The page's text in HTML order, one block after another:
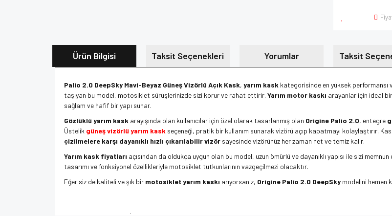
Ürün Bilgisi Taksit Seçenekleri Yorumlar Taksit
Palio 2.0 DeepSky Mavi-Beyaz Güneş Vizörlü Açık Kask, yarım kask kategorisinde en yüksek performansı
taşıyan bu model, motosiklet sürüşlerinizde sizi korur ve rahat ettirir. Yarım motor kaskı arayanlar için ideal
sağlam ve hafif bir yapı sunar.
Gözlüklü yarım kask arayışında olan kullanıcılar için özel olarak tasarlanmış olan Origine Palio 2.0, entegre
Üstelik güneş vizörlü yarım kask seçeneği, pratik bir kullanım sunarak vizörü açıp kapatmayı kolaylaştırır.
çizilmelere karşı dayanıklı hızlı çıkarılabilir vizör sayesinde vizörünüz her zaman net ve temiz kalır.
Yarım kask fiyatları açısından da oldukça uygun olan bu model, uzun ömürlü ve dayanıklı yapısı ile sizi memnun
tasarımı ve fonksiyonel özellikleriyle motosiklet tutkunlarının vazgeçilmezi olacaktır.
Eğer siz de kaliteli ve şık bir motosiklet yarım kaskı arıyorsanız, Origine Palio 2.0 DeepSky modelini hemen